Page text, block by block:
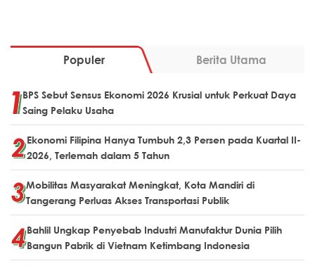
Populer Berita Utama
BPS Sebut Sensus Ekonomi 2026 Krusial untuk Perkuat Daya
Saing Pelaku Usaha
Ekonomi Filipina Hanya Tumbuh 2,3 Persen pada Kuartal II-
2026, Terlemah dalam 5 Tahun
Mobilitas Masyarakat Meningkat, Kota Mandiri di
Tangerang Perluas Akses Transportasi Publik
Bahlil Ungkap Penyebab Industri Manufaktur Dunia Pilih
Bangun Pabrik di Vietnam Ketimbang Indonesia